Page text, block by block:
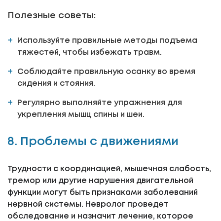
Полезные советы:
Используйте правильные методы подъема
тяжестей, чтобы избежать травм.
Соблюдайте правильную осанку во время
сидения и стояния.
Регулярно выполняйте упражнения для
укрепления мышц спины и шеи.
8. Проблемы с движениями
Трудности с координацией, мышечная слабость,
тремор или другие нарушения двигательной
функции могут быть признаками заболеваний
нервной системы. Невролог проведет
обследование и назначит лечение, которое